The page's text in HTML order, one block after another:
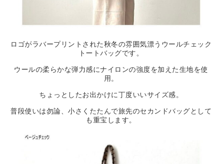
ロゴがラバープリントされた秋冬の雰囲気漂うウールチェック
トートバッグです。
ウールの柔らかな弾力感にナイロンの強度を加えた生地を使
用。
ちょっとしたお出かけに丁度いいサイズ感。
普段使いは勿論、小さくたたんで旅先のセカンドバッグとして
も重宝します。